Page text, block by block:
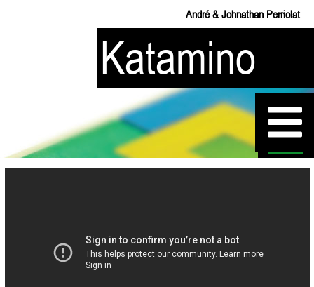
Katamino
André & Johnathan Perriolat
القوانين
مراحلي من البينتا